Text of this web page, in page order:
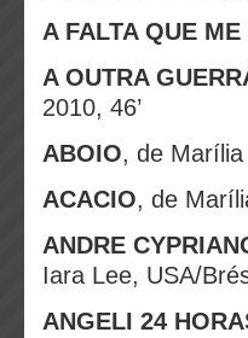
A FALTA QUE ME
A OUTRA
2010, 46’
ABOIO, de Marília
ACACIO, de
ANDRE
Iara Lee, USA/
ANGELI 24